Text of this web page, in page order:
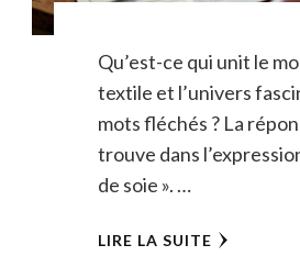
Qu’est-ce qui unit le
textile et l’univers
mots fléchés ? La
trouve dans
de soie ». …
LIRE LA SUITE